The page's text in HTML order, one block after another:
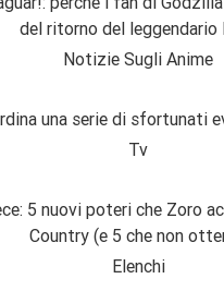
del ritorno del leggendario
Notizie Sugli Anime
una serie di sfortunati
Tv
5 nuovi poteri che Zoro
Country (e 5 che non
Elenchi